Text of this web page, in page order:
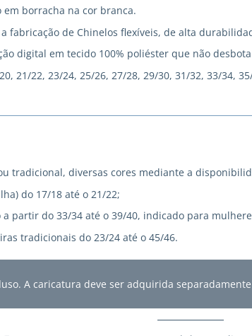
borracha na cor branca.
fabricação de Chinelos flexíveis, de alta
digital em tecido 100% poliéster que não
21/22, 23/24, 25/26, 27/28, 29/30, 31/32, 33/34,
tradicional, diversas cores mediante a
do 17/18 até o 21/22;
partir do 33/34 até o 39/40, indicado para
tradicionais do 23/24 até o 45/46.
A caricatura deve ser adquirida separadamente